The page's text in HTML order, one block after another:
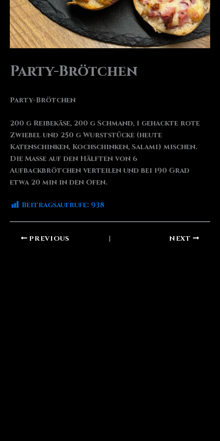
Party-Brötchen
Party-Brötchen
200 g Reibekäse, 200 g Schmand, 1 gehackte rote
Zwiebel und 250 g Wurststücke (heute
Katenschinken, Kochschinken, Salami) mischen.
Die Masse auf den Hälften von 6
Aufbackbrötchen verteilen und bei 190 Grad
etwa 20 min in den Ofen.
Beitragsaufrufe: 938
PREVIOUS NEXT